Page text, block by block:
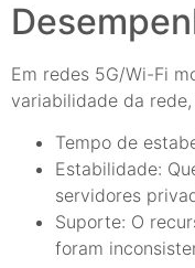
Em redes 5G/Wi-Fi
variabilidade da
Tempo de
Estabilidade:
servidores
Suporte: O
foram